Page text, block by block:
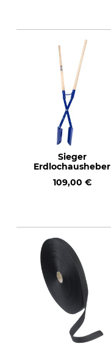
Sieger
Erdlochausheber
109,00 €